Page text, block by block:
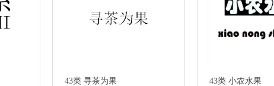
43类 寻茶为果 43类 小农水果